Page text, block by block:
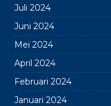
Juli 2024
Juni 2024
Mei 2024
April 2024
Februari 2024
Januari 2024